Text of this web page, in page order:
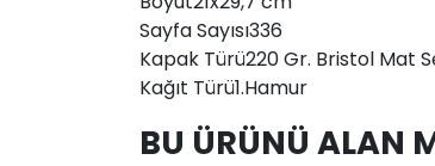
Sayfa Sayısı336
Kapak Türü220 Gr. Bristol Mat
Kağıt Türü1.Hamur
BU ÜRÜNÜ ALAN